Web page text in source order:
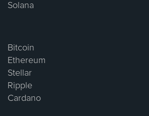
Solana
Bitcoin
Ethereum
Stellar
Ripple
Cardano